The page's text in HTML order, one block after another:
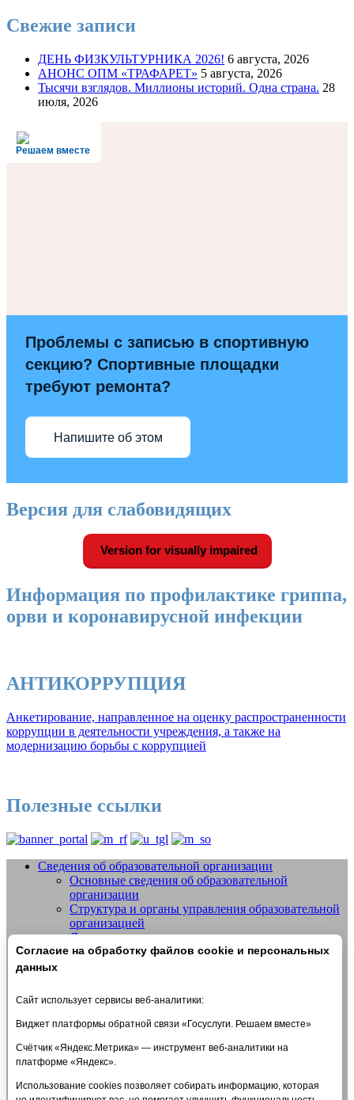
Свежие записи
ДЕНЬ ФИЗКУЛЬТУРНИКА 2026! 6 августа, 2026
АНОНС ОПМ «ТРАФАРЕТ» 5 августа, 2026
Тысячи взглядов. Миллионы историй. Одна страна. 28
июля, 2026
Решаем вместе
Проблемы с записью в спортивную
секцию? Спортивные площадки
требуют ремонта?
Напишите об этом
Версия для слабовидящих
Version for visually impaired
Информация по профилактике гриппа,
орви и коронавирусной инфекции
АНТИКОРРУПЦИЯ
Анкетирование, направленное на оценку распространенности
коррупции в деятельности учреждения, а также на
модернизацию борьбы с коррупцией
Полезные ссылки
Добро пожаловать на сайт МБУДО
СШОР №14 "Жигули" г.о. Тольятти
Сведения об образовательной организации
Основные сведения об образовательной
организации
Структура и органы управления образовательной
организацией
Документы
Образование
Педагогический состав
Материально-техническое обеспечение и
оснащенность образовательного процесса.
Стипендии и меры поддержки обучающихся
Платные образовательные услуги
Финансово-хозяйственная деятельность
Вакантные места для приема (перевода)
Согласие на обработку файлов cookie и персональных
данных
Сайт использует сервисы веб-аналитики:
Виджет платформы обратной связи «Госуслуги. Решаем вместе»
Счётчик «Яндекс.Метрика» — инструмент веб-аналитики на
платформе «Яндекс».
Использование cookies позволяет собирать информацию, которая